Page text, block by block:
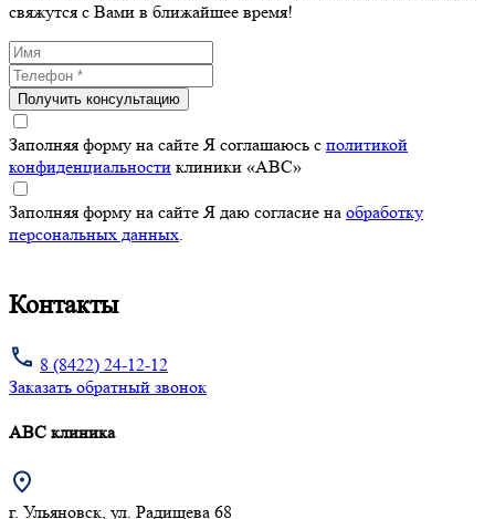
свяжутся с Вами в ближайшее время!
Получить консультацию
Заполняя форму на сайте Я соглашаюсь с политикой
конфиденциальности клиники «ABC»
Заполняя форму на сайте Я даю согласие на обработку
персональных данных.
Контакты
8 (8422) 24-12-12
Заказать обратный звонок
АВС клиника
г. Ульяновск, ул. Радищева 68